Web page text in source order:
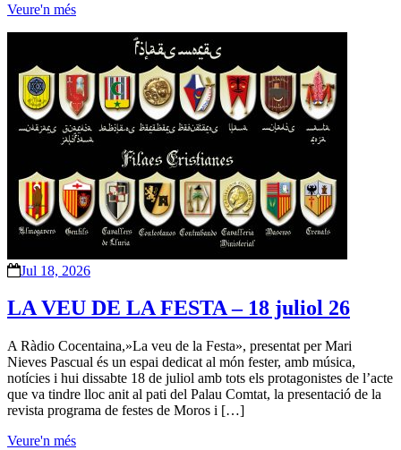
Veure'n més
Jul 18, 2026
LA VEU DE LA FESTA – 18 juliol 26
A Ràdio Cocentaina,»La veu de la Festa», presentat per Mari
Nieves Pascual és un espai dedicat al món fester, amb música,
notícies i hui dissabte 18 de juliol amb tots els protagonistes de l’acte
que va tindre lloc anit al pati del Palau Comtat, la presentació de la
revista programa de festes de Moros i […]
Veure'n més